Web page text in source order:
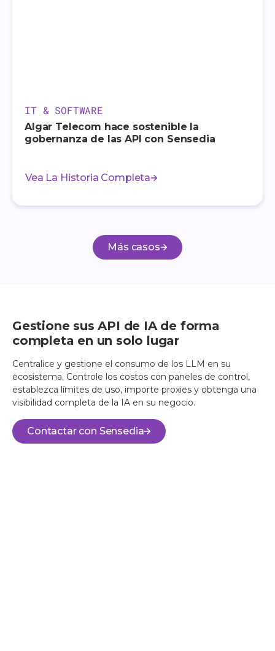
IT & SOFTWARE
Algar Telecom hace sostenible la
gobernanza de las API con Sensedia
Vea La Historia Completa
Más casos
Gestione sus API de IA de forma
completa en un solo lugar
Centralice y gestione el consumo de los LLM en su
ecosistema. Controle los costos con paneles de control,
establezca límites de uso, importe proxies y obtenga una
visibilidad completa de la IA en su negocio.
Contactar con Sensedia